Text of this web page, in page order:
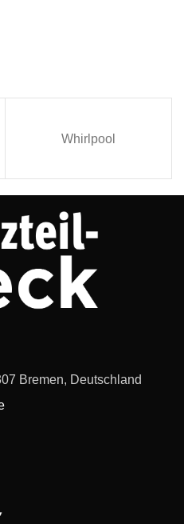
Whirlpool
Bremen, Deutschland